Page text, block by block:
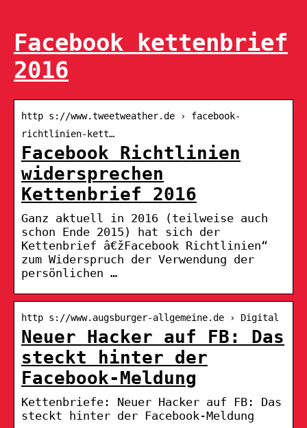
Facebook kettenbrief
2016
http s://www.tweetweather.de › facebook-
richtlinien-kett…
Facebook Richtlinien
widersprechen
Kettenbrief 2016
Ganz aktuell in 2016 (teilweise auch
schon Ende 2015) hat sich der
Kettenbrief â€žFacebook Richtlinien“
zum Widerspruch der Verwendung der
persönlichen …
http s://www.augsburger-allgemeine.de › Digital
Neuer Hacker auf FB: Das
steckt hinter der
Facebook-Meldung
Kettenbriefe: Neuer Hacker auf FB: Das
steckt hinter der Facebook-Meldung